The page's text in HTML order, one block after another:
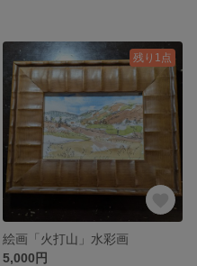
残り1点
絵画「火打山」水彩画
5,000円